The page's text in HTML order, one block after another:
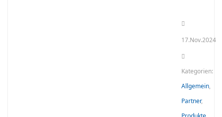
17.Nov.2024
Kategorien:
Allgemein,
Partner,